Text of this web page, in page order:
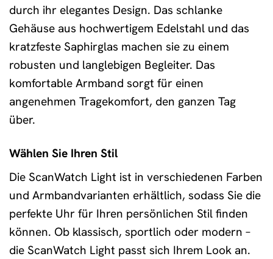
durch ihr elegantes Design. Das schlanke
Gehäuse aus hochwertigem Edelstahl und das
kratzfeste Saphirglas machen sie zu einem
robusten und langlebigen Begleiter. Das
komfortable Armband sorgt für einen
angenehmen Tragekomfort, den ganzen Tag
über.
Wählen Sie Ihren Stil
Die ScanWatch Light ist in verschiedenen Farben
und Armbandvarianten erhältlich, sodass Sie die
perfekte Uhr für Ihren persönlichen Stil finden
können. Ob klassisch, sportlich oder modern –
die ScanWatch Light passt sich Ihrem Look an.